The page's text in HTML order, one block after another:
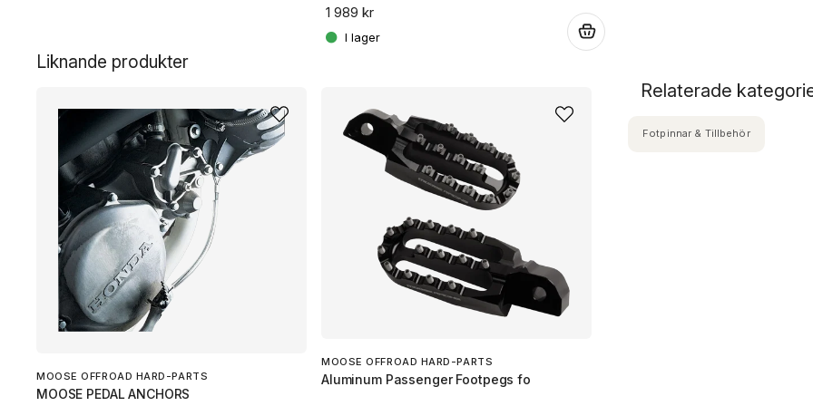
1 989 kr
Liknande produkter
MOOSE OFFROAD HARD-PARTS
MOOSE PEDAL ANCHORS
MOOSE OFFROAD HARD-PARTS
Aluminum Passenger Footpegs fo
Relaterade
Fotpinnar & Tillbehör